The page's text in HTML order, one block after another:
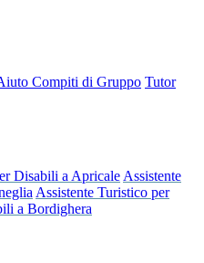
Compiti di Gruppo Tutor
Disabili a Apricale Assistente
Assistente Turistico per
a Bordighera